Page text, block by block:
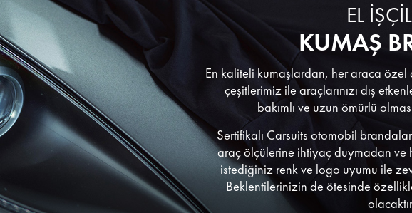
EL
KUMAŞ
En kaliteli kumaşlardan, her araca
çeşitlerimiz ile araçlarınızı dış
bakımlı ve uzun ömürlü
Sertifikalı Carsuits otomobil
araç ölçülerine ihtiyaç duymadan ve
istediğiniz renk ve logo uyumu ile
Beklentilerinizin de ötesinde